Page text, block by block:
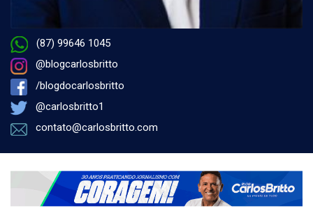
(87) 99646 1045
@blogcarlosbritto
/blogdocarlosbritto
@carlosbritto1
contato@carlosbritto.com